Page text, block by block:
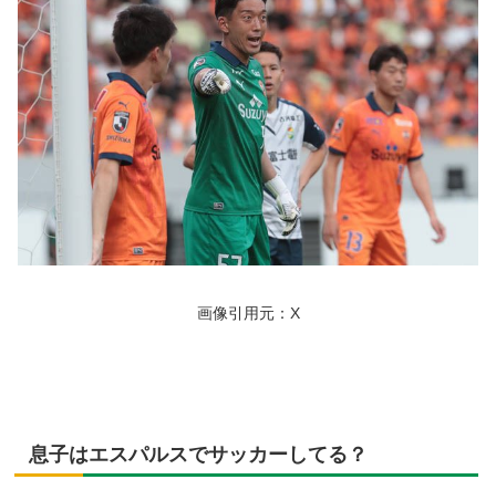
画像引用元：X
息子はエスパルスでサッカーしてる？